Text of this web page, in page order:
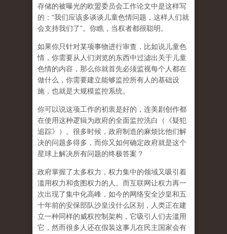
存储的被曝光的欧盟委员会工作论文中是这样写
的：“我们应该多谈谈儿童色情问题，这样人们就
会支持我们了”。你瞧，当权者都很聪明。
如果你只针对某项事物进行审查，比如说儿童色
情，你需要从人们浏览的东西中过滤出关于儿童
色情的内容，那么你就首先必须监视每个人都在
做什么，你需要建立能够监控所有人的基础设
施，也就是大规模监控系统。
你可以说这项工作的初衷是好的，连美剧创作都
在使用这种逻辑为政府的全面监控洗白（《疑犯
追踪》）。 很多时候，政府制造的麻烦比他们解
决的问题多得多，而你又如何确定政府就是这个
星球上解决所有问题的终极答案？
政府掌握了太多权力，权力集中的领域又吸引着
滥用权力和贪图权力的人。而互联网让权力再一
次出现了集中化高峰， 如今的网络安全沙皇和五
十年前的安保部队沙皇没什么区别，人类正在建
立一种同样的威权控制架构，它吸引人们去滥用
它，然而很多人还在假装这事儿在民主国家会有